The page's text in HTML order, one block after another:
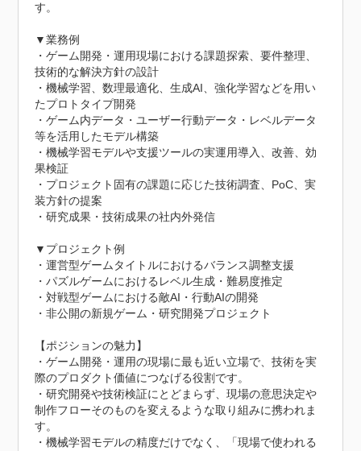
す。
▼業務例
・ゲーム開発・運用現場における課題探索、要件整理、
技術的な解決方針の設計
・機械学習、数理最適化、生成AI、強化学習などを用い
たプロトタイプ開発
・ゲーム内データ・ユーザー行動データ・レベルデータ
等を活用したモデル構築
・機械学習モデルや支援ツールの実運用導入、改善、効
果検証
・プロジェクト固有の課題に応じた技術調査、PoC、実
装方針の提案
・研究成果・技術成果の社内外発信
▼プロジェクト例
・運営型ゲームタイトルにおけるバランス調整支援
・パズルゲームにおけるレベル生成・難易度推定
・対戦型ゲームにおける敵AI・行動AIの開発
・非公開の新規ゲーム・研究開発プロジェクト
【ポジションの魅力】
・ゲーム開発・運用の現場に最も近い立場で、技術を実
際のプロダクト価値につなげる役割です。
・研究開発や技術検証にとどまらず、現場の意思決定や
制作フローそのものを変えるような取り組みに携われま
す。
・機械学習モデルの精度だけでなく、「現場で使われる